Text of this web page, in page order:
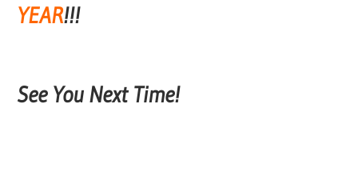
YEAR!!!
See You Next Time!